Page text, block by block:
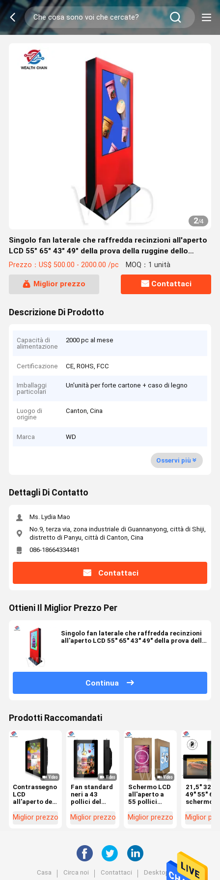
2/4
Singolo fan laterale che raffredda recinzioni all'aperto
LCD 55" 65" 43" 49" della prova della ruggine dello
schermo
Prezzo：US$ 500.00 - 2000.00 /pc MOQ：1 unità
Miglior prezzo Contattaci
Descrizione Di Prodotto
Capacità di
alimentazione
2000 pc al mese
Certificazione CE, ROHS, FCC
Imballaggi
particolari
Un'unità per forte cartone + caso di legno
Luogo di
origine
Canton, Cina
Marca WD
Osservi più
Dettagli Di Contatto
Ms. Lydia Mao
No.9, terza via, zona industriale di Guannanyong, città di Shiji,
distretto di Panyu, città di Canton, Cina
086-18664334481
Contattaci
Ottieni Il Miglior Prezzo Per
Singolo fan laterale che raffredda recinzioni
all'aperto LCD 55" 65" 43" 49" della prova della
Continua
Prodotti Raccomandati
Contrassegno
LCD
all'aperto del
Digital per la
Miglior prezzo
Fan standard
neri a 43
pollici del
LCD
verticale di
Digital che
raffreddano
Miglior prezzo
Schermo LCD
all'aperto a
55 pollici
affinchè
media
Miglior prezzo
21,5" 32"
49" 55" 65"
schermo
Miglior
Casa Circa noi Contattaci Desktop Site